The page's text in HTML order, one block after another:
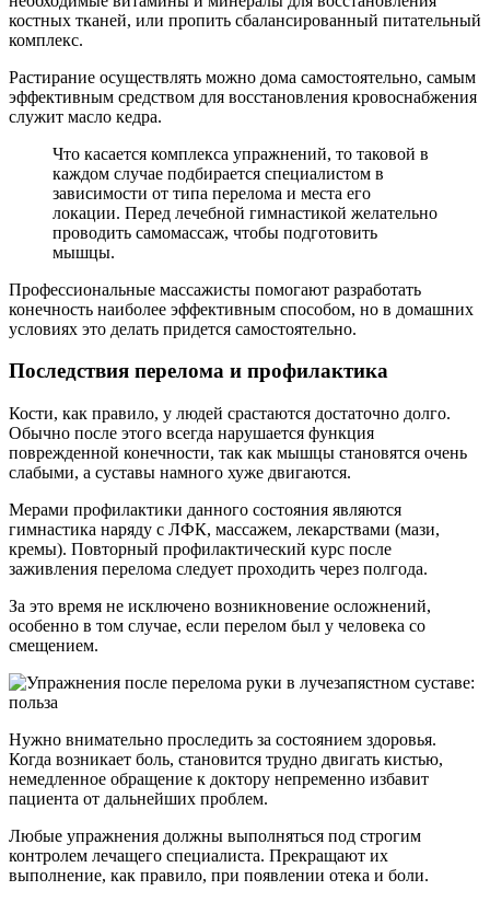
костных тканей, или пропить сбалансированный питательный
комплекс.
Растирание осуществлять можно дома самостоятельно, самым
эффективным средством для восстановления кровоснабжения
служит масло кедра.
Что касается комплекса упражнений, то таковой в
каждом случае подбирается специалистом в
зависимости от типа перелома и места его
локации. Перед лечебной гимнастикой желательно
проводить самомассаж, чтобы подготовить
мышцы.
Профессиональные массажисты помогают разработать
конечность наиболее эффективным способом, но в домашних
условиях это делать придется самостоятельно.
Последствия перелома и профилактика
Кости, как правило, у людей срастаются достаточно долго.
Обычно после этого всегда нарушается функция
поврежденной конечности, так как мышцы становятся очень
слабыми, а суставы намного хуже двигаются.
Мерами профилактики данного состояния являются
гимнастика наряду с ЛФК, массажем, лекарствами (мази,
кремы). Повторный профилактический курс после
заживления перелома следует проходить через полгода.
За это время не исключено возникновение осложнений,
особенно в том случае, если перелом был у человека со
смещением.
Нужно внимательно проследить за состоянием здоровья.
Когда возникает боль, становится трудно двигать кистью,
немедленное обращение к доктору непременно избавит
пациента от дальнейших проблем.
Любые упражнения должны выполняться под строгим
контролем лечащего специалиста. Прекращают их
выполнение, как правило, при появлении отека и боли.